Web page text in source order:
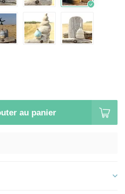
au panier